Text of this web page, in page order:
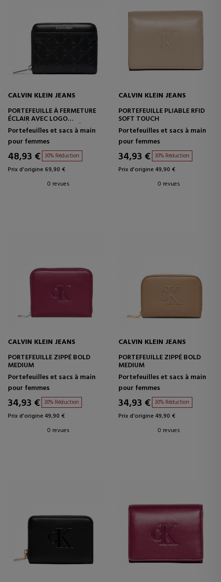
CALVIN KLEIN JEANS
PORTEFEUILLE À FERMETURE
ÉCLAIR AVEC LOGO
EMBLÉMATIQUE GRAVÉ
Portefeuilles et sacs à main
pour femmes
48,93 € 30% Réduction
Prix d'origine 69,90 €
0 revues
CALVIN KLEIN JEANS
PORTEFEUILLE PLIABLE RFID
SOFT TOUCH
Portefeuilles et sacs à main
pour femmes
34,93 € 30% Réduction
Prix d'origine 49,90 €
0 revues
CALVIN KLEIN JEANS
PORTEFEUILLE ZIPPÉ BOLD
MEDIUM
Portefeuilles et sacs à main
pour femmes
34,93 € 30% Réduction
Prix d'origine 49,90 €
0 revues
CALVIN KLEIN JEANS
PORTEFEUILLE ZIPPÉ BOLD
MEDIUM
Portefeuilles et sacs à main
pour femmes
34,93 € 30% Réduction
Prix d'origine 49,90 €
0 revues